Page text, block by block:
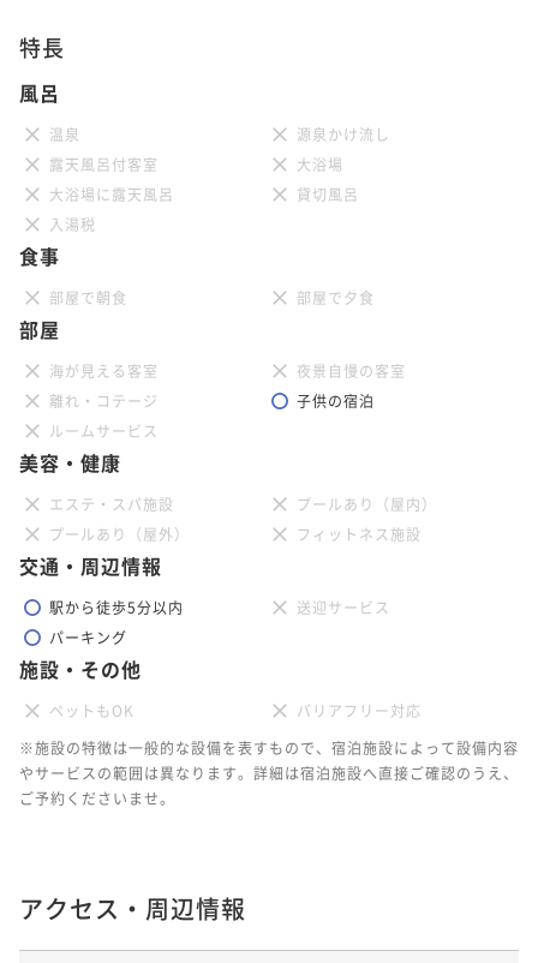
特長
風呂
温泉
源泉かけ流し
露天風呂付客室
大浴場
大浴場に露天風呂
貸切風呂
入湯税
食事
部屋で朝食 部屋で夕食
部屋
海が見える客室
夜景自慢の客室
離れ・コテージ
子供の宿泊
ルームサービス
美容・健康
エステ・スパ施設
プールあり（屋内）
プールあり（屋外）
フィットネス施設
交通・周辺情報
駅から徒歩5分以内
送迎サービス
パーキング
施設・その他
ペットもOK
バリアフリー対応
※施設の特徴は一般的な設備を表すもので、宿泊施設によって設備内容
やサービスの範囲は異なります。詳細は宿泊施設へ直接ご確認のうえ、
ご予約くださいませ。
アクセス・周辺情報